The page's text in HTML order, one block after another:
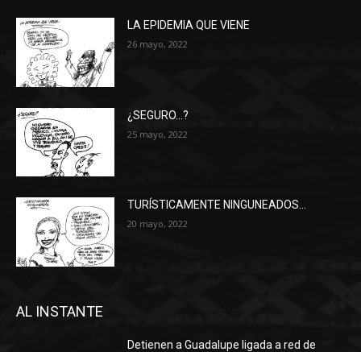
LA EPIDEMIA QUE VIENE
26 mayo, 2022
¿SEGURO…?
25 mayo, 2022
TURÍSTICAMENTE NINGUNEADOS…
20 mayo, 2022
AL INSTANTE
Detienen a Guadalupe ligada a red de